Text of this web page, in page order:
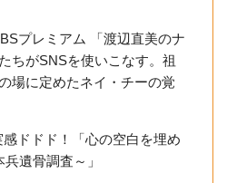
プレミアム 「渡辺直美のナ
ちがSNSを使いこなす。祖
場に定めたネイ・チーの覚
ドドド！「心の空白を埋め
遺骨調査～」